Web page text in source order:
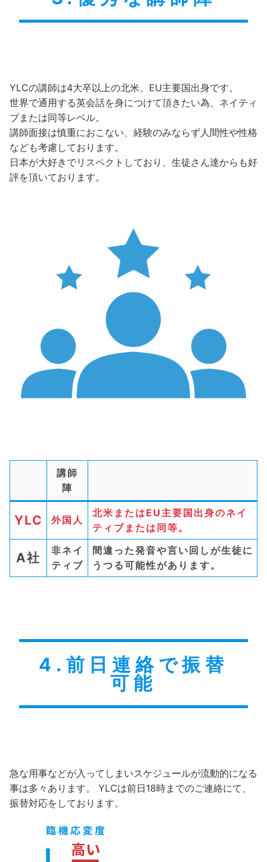
YLCの講師は4大卒以上の北米、EU主要国出身です。
世界で通用する英会話を身につけて頂きたい為、ネイティ
ブまたは同等レベル。
講師面接は慎重におこない、経験のみならず人間性や性格
なども考慮しております。
日本が大好きでリスペクトしており、生徒さん達からも好
評を頂いております。
講師
陣
YLC 外国人
北米またはEU主要国出身のネイ
ティブまたは同等。
A社
非ネイ
ティブ
間違った発音や言い回しが生徒に
うつる可能性があります。
4.前日連絡で振替
可能
急な用事などが入ってしまいスケジュールが流動的になる
事は多々あります。 YLCは前日18時までのご連絡にて、
振替対応をしております。